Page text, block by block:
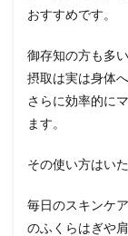
おすすめです。
御存知の方も多
摂取は実は身体
さらに効率的に
ます。
その使い方はい
毎日のスキンケ
のふくらはぎや